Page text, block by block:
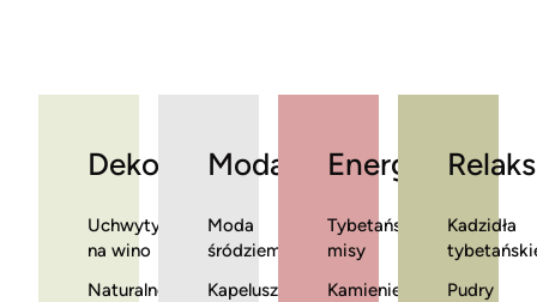
Dekoracje
Uchwyty
na wino
Naturalne
Moda
Moda
śródziemnomorska
Kapelusze
Energia
Tybetańskie
misy
Kamienie
Relaks
Kadzidła
Pudry